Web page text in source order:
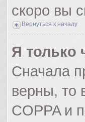
скоро вы
Вернуться к началу
Я только
Сначала
верны, то
COPPA и